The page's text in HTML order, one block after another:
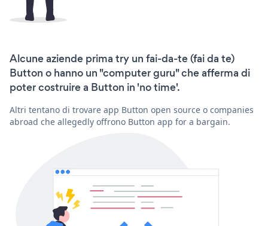
Alcune aziende prima try un fai-da-te (fai da te)
Button o hanno un "computer guru" che afferma di
poter costruire a Button in 'no time'.
Altri tentano di trovare app Button open source o companies
abroad che allegedly offrono Button app for a bargain.